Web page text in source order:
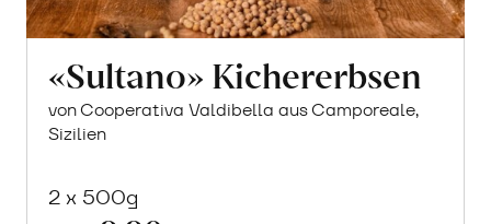
«Sultano» Kichererbsen
von Cooperativa Valdibella aus Camporeale,
Sizilien
2 x 500g